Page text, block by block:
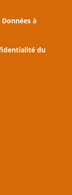
à
du